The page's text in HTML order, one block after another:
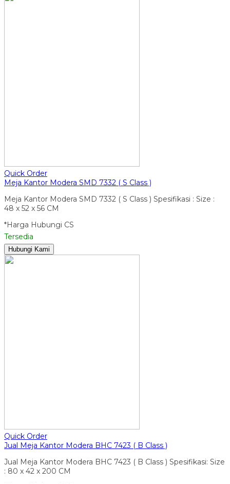
Quick Order
Meja Kantor Modera SMD 7332 ( S Class )
Meja Kantor Modera SMD 7332 ( S Class ) Spesifikasi : Size :
48 x 52 x 56 CM
*Harga Hubungi CS
Tersedia
Hubungi Kami
Quick Order
Jual Meja Kantor Modera BHC 7423 ( B Class )
Jual Meja Kantor Modera BHC 7423 ( B Class ) Spesifikasi: Size
: 80 x 42 x 200 CM